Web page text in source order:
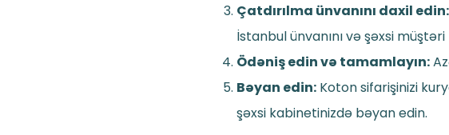
Çatdırılma ünvanını daxil edin:
İstanbul ünvanını və şəxsi
Ödəniş edin və tamamlayın:
Bəyan edin: Koton sifarişinizi
şəxsi kabinetinizdə bəyan edin.